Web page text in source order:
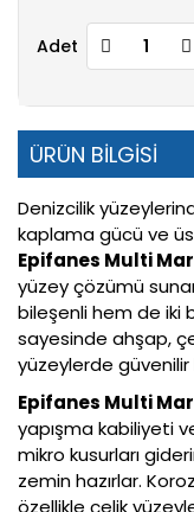
Adet
ÜRÜN BİLGİSİ
Denizcilik
kaplama gücü ve
Epifanes Multi
yüzey çözümü
bileşenli hem de iki
sayesinde ahşap,
yüzeylerde güvenilir
Epifanes Multi
yapışma kabiliyeti
mikro kusurları
zemin hazırlar.
özellikle çelik